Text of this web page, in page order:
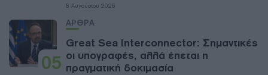
8 Αυγούστου 2026
05
ΑΡΘΡΑ
Great Sea Interconnector: Σημαντικές
οι υπογραφές, αλλά έπεται η
πραγματική δοκιμασία